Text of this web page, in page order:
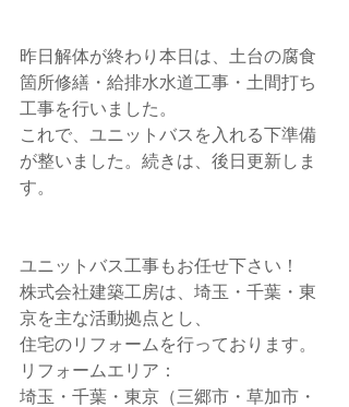
昨日解体が終わり本日は、土台の腐食
箇所修繕・給排水水道工事・土間打ち
工事を行いました。
これで、ユニットバスを入れる下準備
が整いました。続きは、後日更新しま
す。
ユニットバス工事もお任せ下さい！
株式会社建築工房は、埼玉・千葉・東
京を主な活動拠点とし、
住宅のリフォームを行っております。
リフォームエリア：
埼玉・千葉・東京（三郷市・草加市・